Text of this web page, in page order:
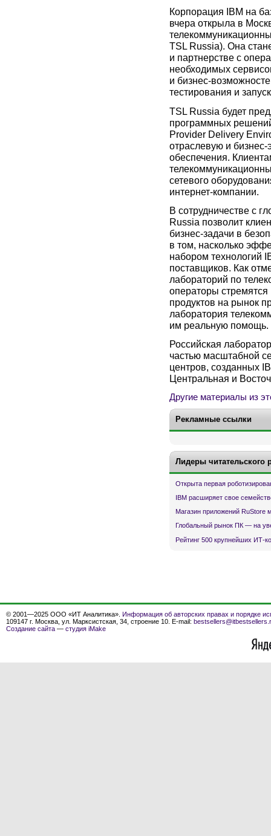
Корпорация IBM на
вчера открыла в
TSL Russia). Она
и партнерстве с
необходимых
и бизнес-
тестирования и
TSL Russia будет
программных
Provider Delivery
отраслевую и бизнес-
обеспечения.
сетевого
интернет-компании.
В сотрудничестве с
Russia позволит
бизнес-задачи в
в том, насколько
набором технологий
поставщиков. Как
лабораторий по
операторы
продуктов на рынок
лаборатория
им реальную помощь.
Российская
частью масштабной
центров, созданных
Центральная и
Другие материалы из
Рекламные ссылки
Лидеры читательского
Открыта первая
IBM расширяет свое
Магазин приложений RuStore
Глобальный рынок ПК — на
Рейтинг 500 крупнейших ИТ-
© 2001—2025 ООО «ИТ Аналитика». Информация об авторских правах и порядке
109147 г. Москва, ул. Марксистская, 34, строение 10. E-mail:
Создание сайта — студия iMake